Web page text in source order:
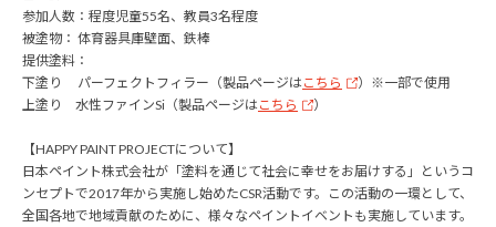
参加人数：程度児童55名、教員3名程度
被塗物： 体育器具庫壁面、鉄棒
提供塗料：
下塗り パーフェクトフィラー（製品ページは こちら
）※一部で使用
上塗り 水性ファインSi（製品ページは こちら ）
【HAPPY PAINT PROJECTについて】
日本ペイント株式会社が「塗料を通じて社会に幸せをお届けする」というコ
ンセプトで2017年から実施し始めたCSR活動です。この活動の一環として、
全国各地で地域貢献のために、様々なペイントイベントも実施しています。